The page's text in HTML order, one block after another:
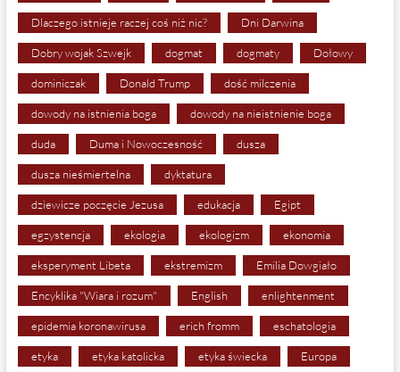
Dlaczego istnieje raczej coś niż nic? Dni Darwina
Dobry wojak Szwejk dogmat dogmaty Dołowy
dominiczak Donald Trump dość milczenia
dowody na istnienia boga dowody na nieistnienie boga
duda Duma i Nowoczesność dusza
dusza nieśmiertelna dyktatura
dziewicze poczęcie Jezusa edukacja Egipt
egzystencja ekologia ekologizm ekonomia
eksperyment Libeta ekstremizm Emilia Dowgiało
Encyklika "Wiara i rozum" English enlightenment
epidemia koronawirusa erich fromm eschatologia
etyka etyka katolicka etyka świecka Europa